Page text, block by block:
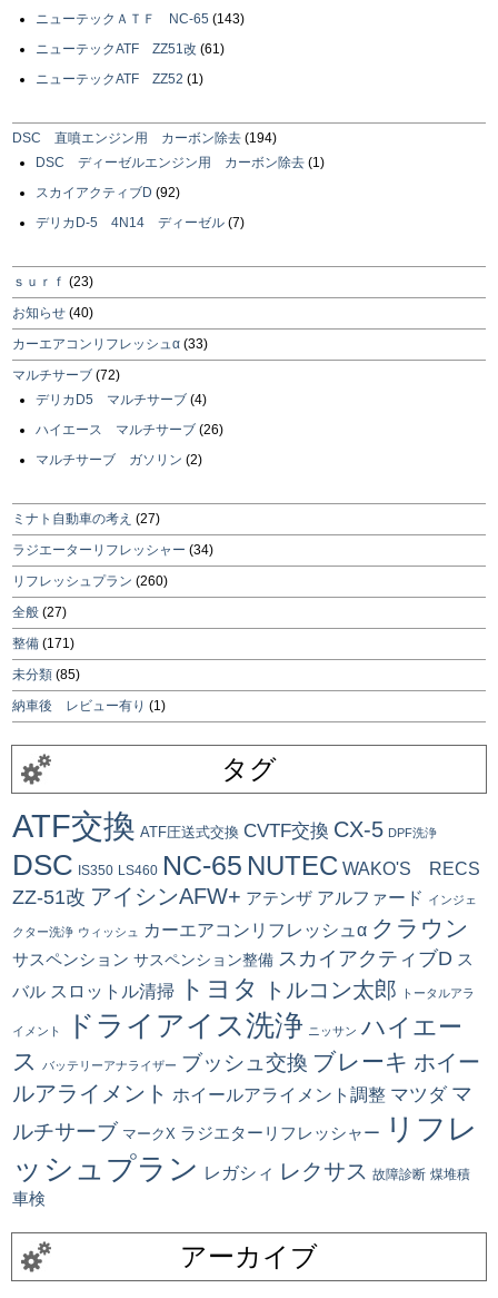
ニューテックＡＴＦ NC-65 (143)
ニューテックATF ZZ51改 (61)
ニューテックATF ZZ52 (1)
DSC 直噴エンジン用 カーボン除去 (194)
DSC ディーゼルエンジン用 カーボン除去 (1)
スカイアクティブD (92)
デリカD-5 4N14 ディーゼル (7)
ｓｕｒｆ (23)
お知らせ (40)
カーエアコンリフレッシュα (33)
マルチサーブ (72)
デリカD5 マルチサーブ (4)
ハイエース マルチサーブ (26)
マルチサーブ ガソリン (2)
ミナト自動車の考え (27)
ラジエーターリフレッシャー (34)
リフレッシュプラン (260)
全般 (27)
整備 (171)
未分類 (85)
納車後 レビュー有り (1)
タグ
ATF交換 ATF圧送式交換 CVTF交換 CX-5 DPF洗浄
DSC IS350 LS460 NC-65 NUTEC WAKO'S RECS
ZZ-51改 アイシンAFW+ アテンザ アルファード インジェ
クター洗浄 ウィッシュ カーエアコンリフレッシュα クラウン
サスペンション サスペンション整備 スカイアクティブD ス
バル スロットル清掃 トヨタ トルコン太郎 トータルアラ
イメント ドライアイス洗浄 ニッサン ハイエー
ス
バッテリーアナライザー ブッシュ交換 ブレーキ ホイー
ルアライメント ホイールアライメント調整 マツダ マ
ルチサーブ マークX ラジエターリフレッシャー
リフレ
ッシュプラン レガシィ レクサス 故障診断 煤堆積
車検
アーカイブ